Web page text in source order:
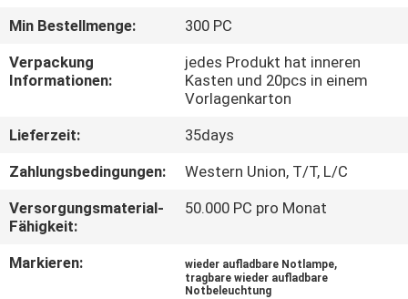
QUALITÄTSKONTROLLE
TRETEN
MIT
UNS
IN
VERBINDUNG
Min Bestellmenge:
300 PC
Verpackung
Informationen:
jedes Produkt hat inneren
Kasten und 20pcs in einem
Vorlagenkarton
Lieferzeit:
35days
Zahlungsbedingungen:
Western Union, T/T, L/C
Versorgungsmaterial-
Fähigkeit:
50.000 PC pro Monat
Markieren: wieder aufladbare Notlampe,
tragbare wieder aufladbare
Notbeleuchtung